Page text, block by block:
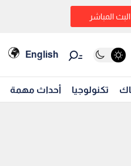
البث المباشر
English
تكنولوجيا أحداث مهمة